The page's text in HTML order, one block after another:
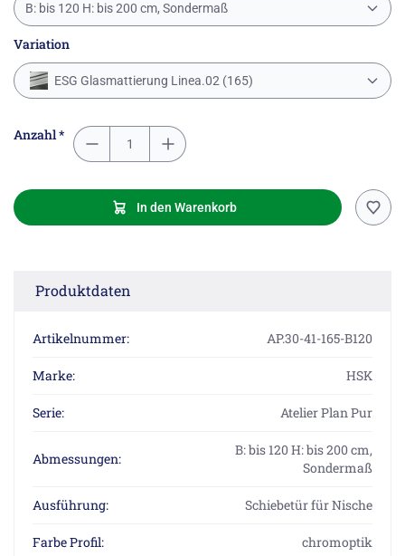
B: bis 120 H: bis 200 cm, Sondermaß
Variation
ESG Glasmattierung Linea.02 (165)
Anzahl *
In den Warenkorb
Produktdaten
Artikelnummer: AP.30-41-165-B120
Marke: HSK
Serie: Atelier Plan Pur
Abmessungen:
B: bis 120 H: bis 200 cm,
Sondermaß
Ausführung: Schiebetür für Nische
Farbe Profil: chromoptik